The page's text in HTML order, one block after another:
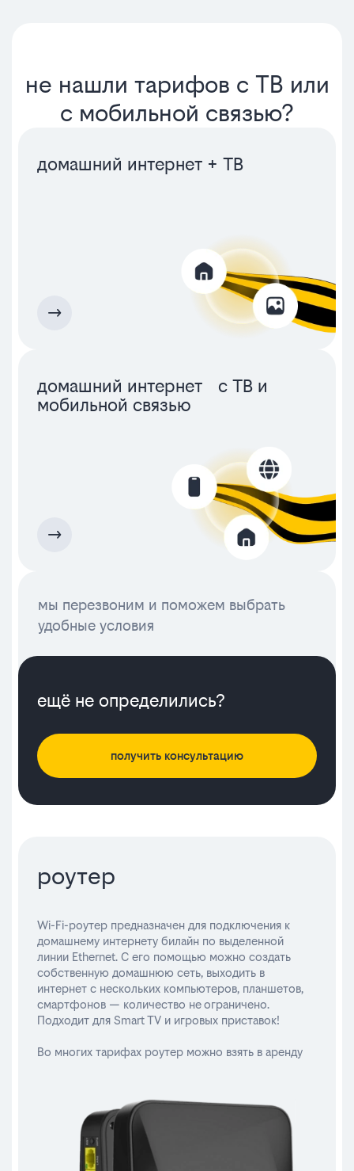
не нашли тарифов с ТВ или
с мобильной связью?
домашний интернет + ТВ
домашний интернет с ТВ и
мобильной связью
мы перезвоним и поможем выбрать
удобные условия
ещё не определились?
получить консультацию
роутер
Wi-Fi-роутер предназначен для подключения к
домашнему интернету билайн по выделенной
линии Ethernet. С его помощью можно создать
собственную домашнюю сеть, выходить в
интернет с нескольких компьютеров, планшетов,
смартфонов — количество не ограничено.
Подходит для Smart TV и игровых приставок!
Во многих тарифах роутер можно взять в аренду